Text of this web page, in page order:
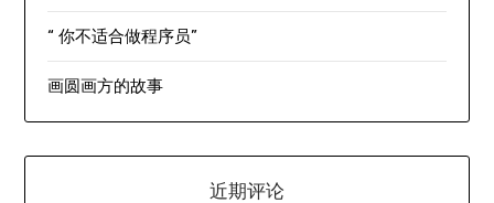
“ 你不适合做程序员”
画圆画方的故事
近期评论